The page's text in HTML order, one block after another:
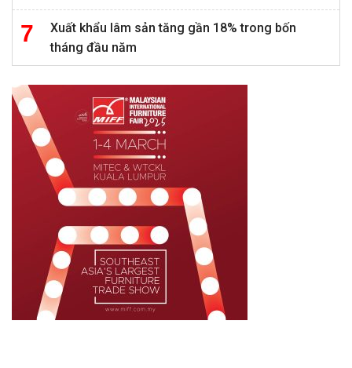
Xuất khẩu lâm sản tăng gần 18% trong bốn
tháng đầu năm